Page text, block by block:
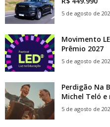
5 de agosto de
Movimento
Prêmio 2027
5 de agosto de
Perdigão Na
Michel Teló
5 de agosto de